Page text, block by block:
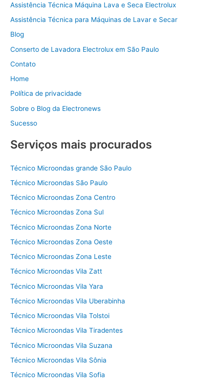
Assistência Técnica Máquina Lava e Seca Electrolux
Assistência Técnica para Máquinas de Lavar e Secar
Blog
Conserto de Lavadora Electrolux em São Paulo
Contato
Home
Política de privacidade
Sobre o Blog da Electronews
Sucesso
Serviços mais procurados
Técnico Microondas grande São Paulo
Técnico Microondas São Paulo
Técnico Microondas Zona Centro
Técnico Microondas Zona Sul
Técnico Microondas Zona Norte
Técnico Microondas Zona Oeste
Técnico Microondas Zona Leste
Técnico Microondas Vila Zatt
Técnico Microondas Vila Yara
Técnico Microondas Vila Uberabinha
Técnico Microondas Vila Tolstoi
Técnico Microondas Vila Tiradentes
Técnico Microondas Vila Suzana
Técnico Microondas Vila Sônia
Técnico Microondas Vila Sofia